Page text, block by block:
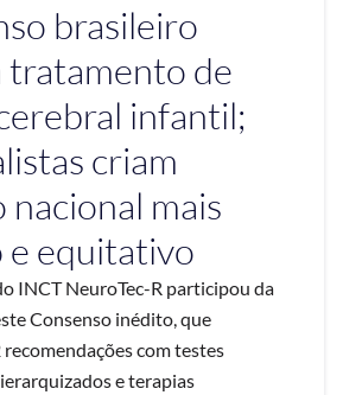
brasileiro
de
infantil;
criam
nacional mais
e equitativo
INCT NeuroTec-R participou da
Consenso inédito, que
com testes
e terapias